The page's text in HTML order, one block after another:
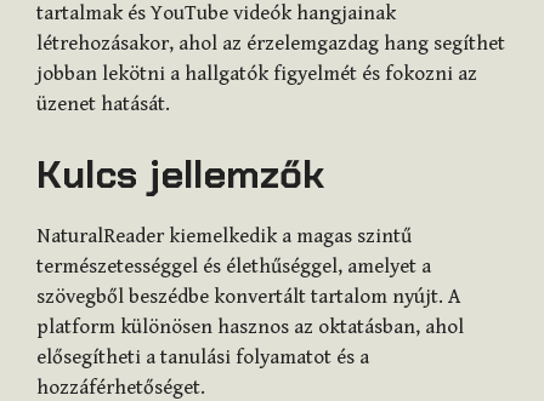
tartalmak és YouTube videók hangjainak
létrehozásakor, ahol az érzelemgazdag hang segíthet
jobban lekötni a hallgatók figyelmét és fokozni az
üzenet hatását.
Kulcs jellemzők
NaturalReader kiemelkedik a magas szintű
természetességgel és élethűséggel, amelyet a
szövegből beszédbe konvertált tartalom nyújt. A
platform különösen hasznos az oktatásban, ahol
elősegítheti a tanulási folyamatot és a
hozzáférhetőséget.